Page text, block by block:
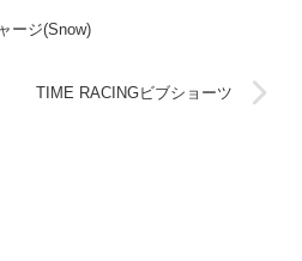
ージ(Snow)
TIME RACINGビブショーツ